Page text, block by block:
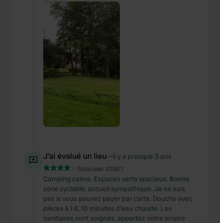
J'ai évalué un lieu—il y a presque 3 ans
Sitecode: 101611
Camping calme. Espaces verts spacieux. Bonne
zone cyclable. accueil sympathique. Je ne sais
pas si vous pouvez payer par carte. Douche avec
pièces à 1 €, 10 minutes d'eau chaude. Les
sanitaires sont soignés, apportez votre propre